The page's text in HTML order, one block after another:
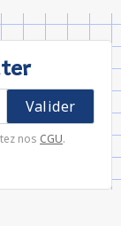
nos CGU.